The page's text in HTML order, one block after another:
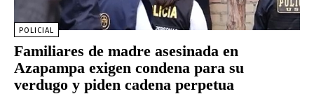
POLICIAL
Familiares de madre asesinada en
Azapampa exigen condena para su
verdugo y piden cadena perpetua